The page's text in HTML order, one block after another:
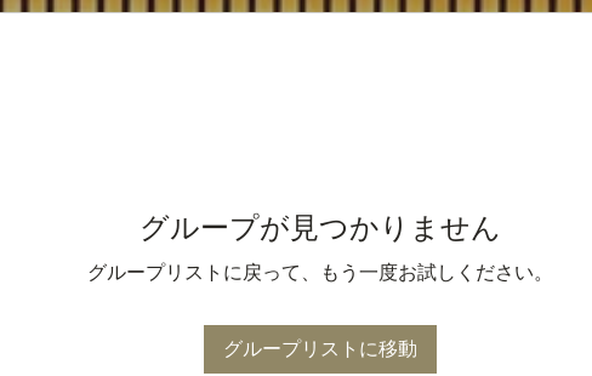
グループが見つかりません
グループリストに戻って、もう一度お試しください。
グループリストに移動